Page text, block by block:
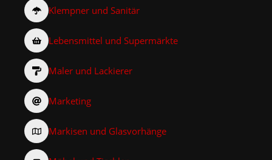
Klempner und Sanitär
Lebensmittel und Supermärkte
Maler und Lackierer
Marketing
Markisen und Glasvorhänge